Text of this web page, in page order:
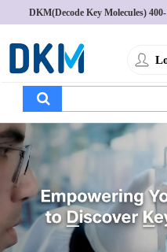
DKM(Decode Key Molecules)